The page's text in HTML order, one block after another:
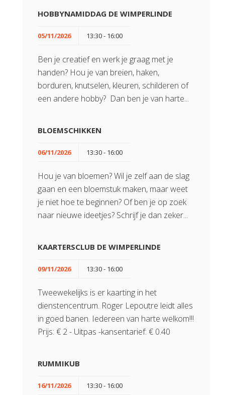
HOBBYNAMIDDAG DE WIMPERLINDE
05/11/2026 13:30 - 16:00
Ben je creatief en werk je graag met je
handen? Hou je van breien, haken,
borduren, knutselen, kleuren, schilderen of
een andere hobby? Dan ben je van harte...
BLOEMSCHIKKEN
06/11/2026 13:30 - 16:00
Hou je van bloemen? Wil je zelf aan de slag
gaan en een bloemstuk maken, maar weet
je niet hoe te beginnen? Of ben je op zoek
naar nieuwe ideetjes? Schrijf je dan zeker...
KAARTERSCLUB DE WIMPERLINDE
09/11/2026 13:30 - 16:00
Tweewekelijks is er kaarting in het
dienstencentrum. Roger Lepoutre leidt alles
in goed banen. Iedereen van harte welkom!!!
Prijs: € 2 - Uitpas -kansentarief: € 0.40
RUMMIKUB
16/11/2026 13:30 - 16:00